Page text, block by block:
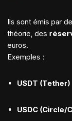
Ils sont émis par
théorie, des
euros.
Exemples :
USDT (Tether)
USDC (Circle/